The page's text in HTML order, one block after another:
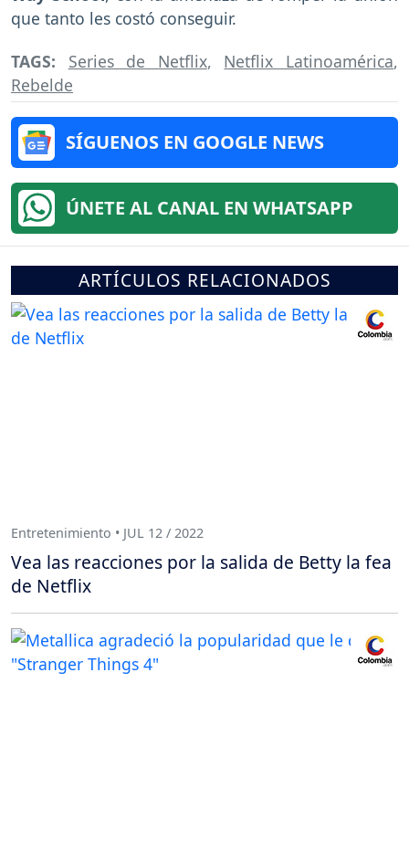
que tanto les costó conseguir.
TAGS: Series de Netflix, Netflix Latinoamérica,
Rebelde
SÍGUENOS EN GOOGLE NEWS
ÚNETE AL CANAL EN WHATSAPP
ARTÍCULOS RELACIONADOS
Entretenimiento • JUL 12 / 2022
Vea las reacciones por la salida de Betty la fea
de Netflix